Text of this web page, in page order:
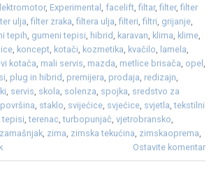
, Experimental , facelift,filtar,filter,filter
ulja,filter zraka,filtera ulja,filteri,filtri, grijanje,
tepih, gumeni tepisi, hibrid, karavan, klima, klime,
, koncept, kotači, kozmetika, kvačilo, lamela,
kotača, mali servis, mazda, metlice brisača, opel ,
, plug in hibrid, premijera, prodaja, redizajn,
, servis, skola, solenza, spojka, sredstvo za
, staklo, svijećice, svjećice, svjetla,tekstilni
tepisi,terenac,turbopunjač, vjetrobransko,
zamašnjak, zima, zimska tekućina, zimskaoprema,
Ostavite komentar